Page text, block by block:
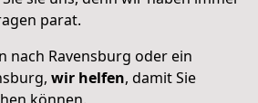
parat.
nach Ravensburg oder ein
wir helfen, damit Sie